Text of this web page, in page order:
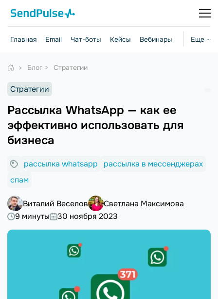
Еще ···
Главная Email Чат-боты Кейсы Вебинары Стратегии
Блог Стратегии
Стратегии
Рассылка WhatsApp — как ее
эффективно использовать для
бизнеса
рассылка whatsapp
рассылка в мессенджерах
спам
Виталий Веселов
Светлана Максимова
9 минуты
30 ноября 2023